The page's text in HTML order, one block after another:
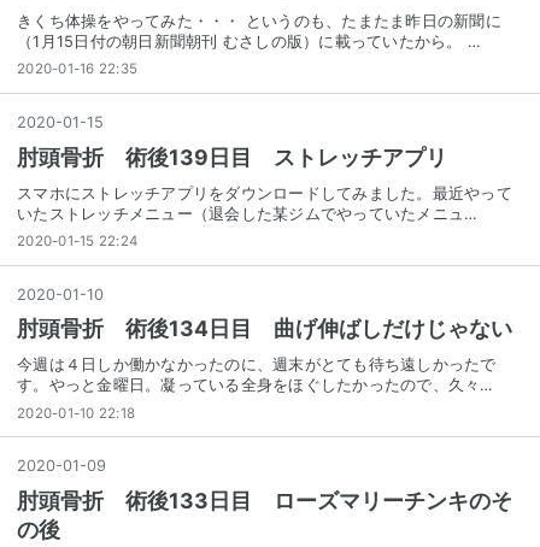
きくち体操をやってみた・・・ というのも、たまたま昨日の新聞に
（1月15日付の朝日新聞朝刊 むさしの版）に載っていたから。 …
2020-01-16 22:35
2020-01 -15
肘頭骨折 術後139日目 ストレッチアプリ
スマホにストレッチアプリをダウンロードしてみました。最近やって
いたストレッチメニュー（退会した某ジムでやっていたメニュ…
2020-01-15 22:24
2020-01-10
肘頭骨折 術後134日目 曲げ伸ばしだけじゃない
今週は４日しか働かなかったのに、週末がとても待ち遠しかったで
す。やっと金曜日。凝っている全身をほぐしたかったので、久々…
2020-01-10 22:18
2020-01 -09
肘頭骨折 術後133日目 ローズマリーチンキのそ
の後